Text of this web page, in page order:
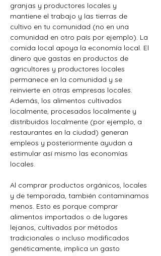
granjas y productores locales y
mantiene el trabajo y las tierras de
cultivo en tu comunidad (no en una
comunidad en otro país por ejemplo). La
comida local apoya la economía local. El
dinero que gastas en productos de
agricultores y productores locales
permanece en la comunidad y se
reinvierte en otras empresas locales.
Además, los alimentos cultivados
localmente, procesados ​​localmente y
distribuidos localmente (por ejemplo, a
restaurantes en la ciudad) generan
empleos y posteriormente ayudan a
estimular así mismo las economías
locales.
Al comprar productos orgánicos, locales
y de temporada, también contaminamos
menos. Esto es porque comprar
alimentos importados o de lugares
lejanos, cultivados por métodos
tradicionales o incluso modificados
genéticamente, implica un gasto